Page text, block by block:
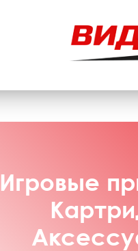
Игровые